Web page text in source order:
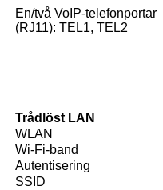
En/två VoIP-telefonportar
(RJ11): TEL1, TEL2
Trådlöst LAN
WLAN
Wi-Fi-band
Autentisering
SSID